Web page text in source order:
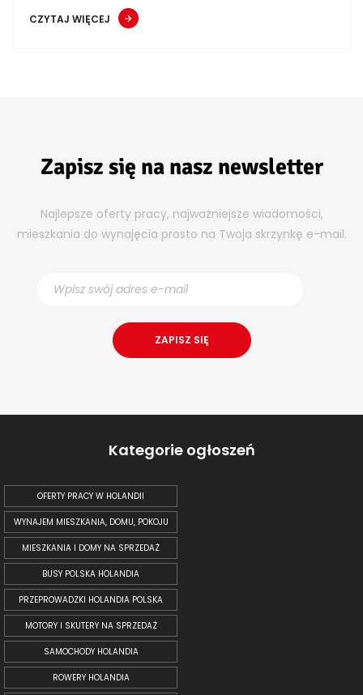
CZYTAJ WIĘCEJ
Zapisz się na nasz newsletter
Najlepsze oferty pracy, najważniejsze wiadomości,
mieszkania do wynajęcia prosto na Twoja skrzynkę e-mail.
Kategorie ogłoszeń
OFERTY PRACY W HOLANDII
WYNAJEM MIESZKANIA, DOMU, POKOJU
MIESZKANIA I DOMY NA SPRZEDAŻ
BUSY POLSKA HOLANDIA
PRZEPROWADZKI HOLANDIA POLSKA
MOTORY I SKUTERY NA SPRZEDAŻ
SAMOCHODY HOLANDIA
ROWERY HOLANDIA